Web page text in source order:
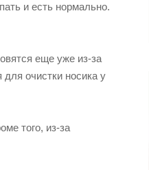
и есть нормально.
еще уже из-за
очистки носика у
того, из-за